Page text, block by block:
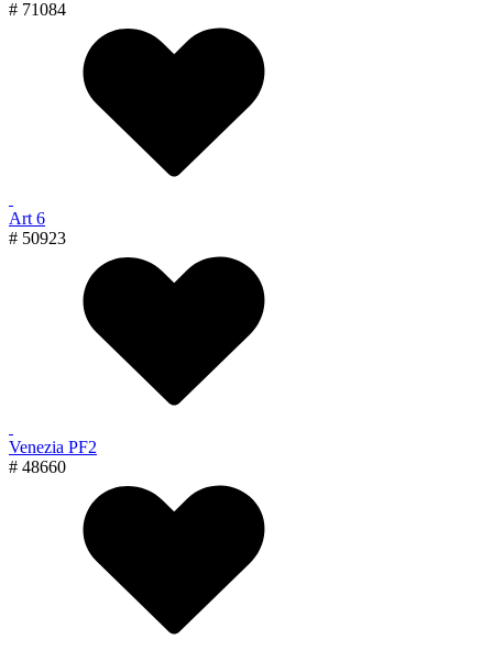
# 71084
Art 6
# 50923
Venezia PF2
# 48660